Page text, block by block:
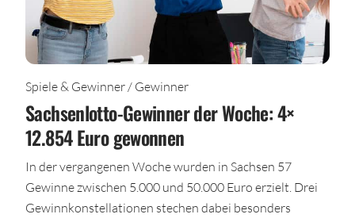
Spiele & Gewinner / Gewinner
Sachsenlotto-Gewinner der Woche: 4×
12.854 Euro gewonnen
In der vergangenen Woche wurden in Sachsen 57
Gewinne zwischen 5.000 und 50.000 Euro erzielt. Drei
Gewinnkonstellationen stechen dabei besonders